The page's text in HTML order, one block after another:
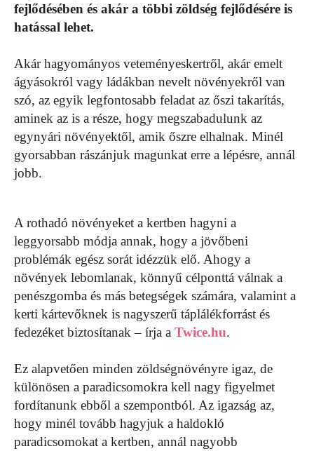
fejlődésében és akár a többi zöldség fejlődésére is
hatással lehet.
Akár hagyományos veteményeskertről, akár emelt
ágyásokról vagy ládákban nevelt növényekről van
szó, az egyik legfontosabb feladat az őszi takarítás,
aminek az is a része, hogy megszabadulunk az
egynyári növényektől, amik őszre elhalnak. Minél
gyorsabban rászánjuk magunkat erre a lépésre, annál
jobb.
A rothadó növényeket a kertben hagyni a
leggyorsabb módja annak, hogy a jövőbeni
problémák egész sorát idézzük elő. Ahogy a
növények lebomlanak, könnyű célponttá válnak a
penészgomba és más betegségek számára, valamint a
kerti kártevőknek is nagyszerű táplálékforrást és
fedezéket biztosítanak – írja a Twice.hu.
Ez alapvetően minden zöldségnövényre igaz, de
különösen a paradicsomokra kell nagy figyelmet
fordítanunk ebből a szempontból. Az igazság az,
hogy minél tovább hagyjuk a haldokló
paradicsomokat a kertben, annál nagyobb